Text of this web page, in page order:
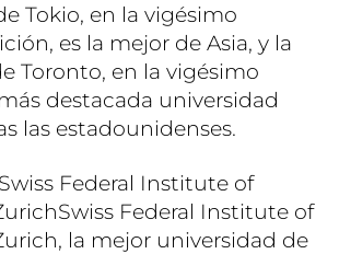
Tokio, en la vigésimo
es la mejor de Asia, y la
Toronto, en la vigésimo
destacada universidad
las estadounidenses.
Federal Institute of
Federal Institute of
la mejor universidad de